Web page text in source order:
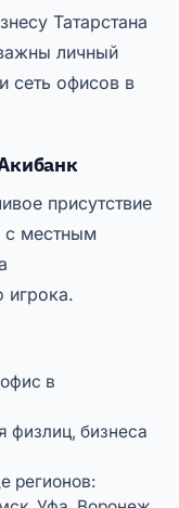
Татарстана
личный
сеть офисов в
присутствие
с местным
игрока.
в
физлиц, бизнеса
регионов: